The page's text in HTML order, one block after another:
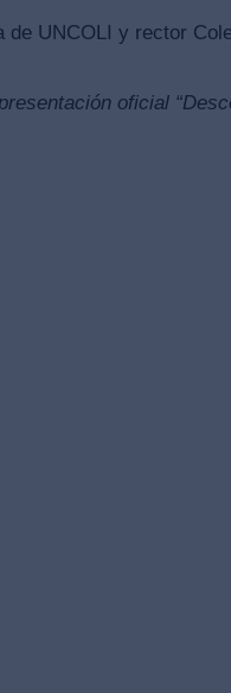
UNCOLI y rector
oficial